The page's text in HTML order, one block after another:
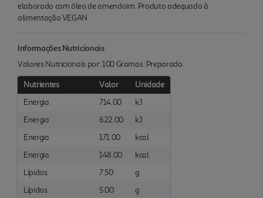
elaborado com óleo de amendoim. Produto adequado à
alimentação VEGAN
Informações Nutricionais
Valores Nutricionais por: 100 Gramas :Preparado
Nutrientes Valor
Unidade
Energia
714.00
kJ
Energia
622.00
kJ
Energia
171.00
kcal
Energia
148.00
kcal
Lípidos
7.50
g
Lípidos
5.00
g